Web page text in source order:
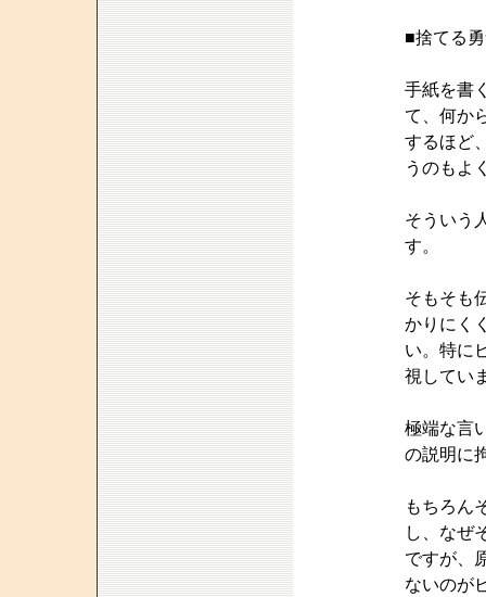
■捨てる
手紙を書
て、何か
するほど
うのもよ
そういう
す。
そもそも
かりにく
い。特に
視してい
極端な言
の説明に
もちろん
し、なぜ
ですが、
ないのが